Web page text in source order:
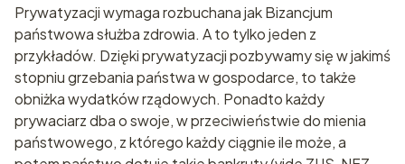
Prywatyzacji wymaga rozbuchana jak Bizancjum
państwowa służba zdrowia. A to tylko jeden z
przykładów. Dzięki prywatyzacji pozbywamy się w jakimś
stopniu grzebania państwa w gospodarce, to także
obniżka wydatków rządowych. Ponadto każdy
prywaciarz dba o swoje, w przeciwieństwie do mienia
państwowego, z którego każdy ciągnie ile może, a